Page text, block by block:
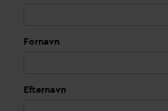
Fornavn
Efternavn